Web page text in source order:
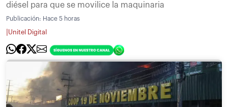
diésel para que se movilice la maquinaria
Publicación: Hace 5 horas
Unitel Digital